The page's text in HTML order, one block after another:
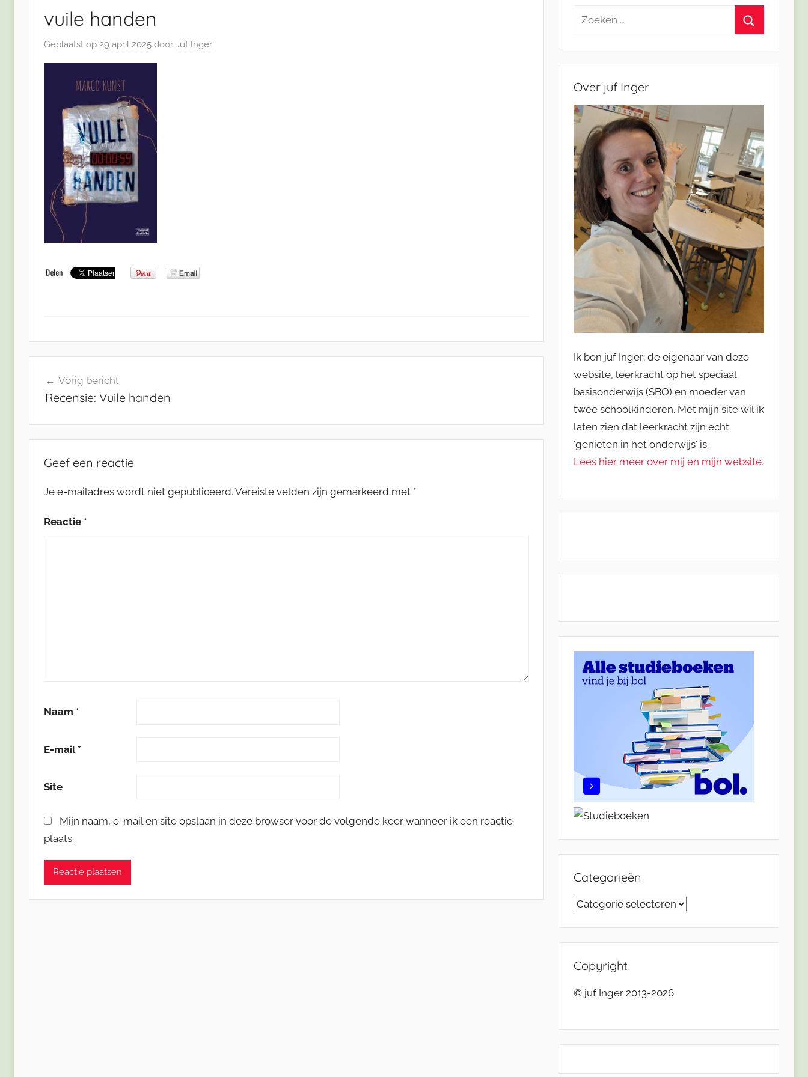
vuile handen
Geplaatst op 29 april 2025 door Juf Inger
navigatie
Vorig bericht
Recensie: Vuile handen
Geef een reactie
Je e-mailadres wordt niet gepubliceerd. Vereiste velden zijn gemarkeerd met *
Reactie *
Naam *
E-mail *
Site
Mijn naam, e-mail en site opslaan in deze browser voor de volgende keer wanneer ik een reactie
plaats.
Zoeken
Over juf Inger
Ik ben juf Inger; de eigenaar van deze
website, leerkracht op het speciaal
basisonderwijs (SBO) en moeder van
twee schoolkinderen. Met mijn site wil ik
laten zien dat leerkracht zijn echt
'genieten in het onderwijs' is.
Lees hier meer over mij en mijn website.
Categorieën
Categorieën
Copyright
© juf Inger 2013-2026